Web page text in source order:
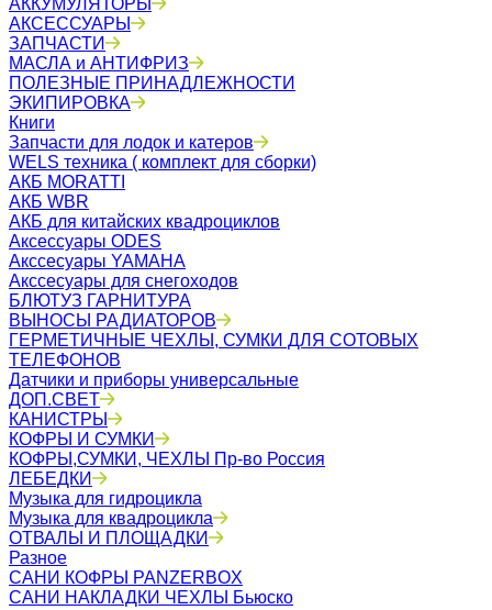
АККУМУЛЯТОРЫ
АКСЕССУАРЫ
ЗАПЧАСТИ
МАСЛА и АНТИФРИЗ
ПОЛЕЗНЫЕ ПРИНАДЛЕЖНОСТИ
ЭКИПИРОВКА
Книги
Запчасти для лодок и катеров
WELS техника ( комплект для сборки)
АКБ MORATTI
АКБ WBR
АКБ для китайских квадроциклов
Аксессуары ODES
Акссесуары YAMAHA
Акссесуары для снегоходов
БЛЮТУЗ ГАРНИТУРА
ВЫНОСЫ РАДИАТОРОВ
ГЕРМЕТИЧНЫЕ ЧЕХЛЫ, СУМКИ ДЛЯ СОТОВЫХ
ТЕЛЕФОНОВ
Датчики и приборы универсальные
ДОП.СВЕТ
КАНИСТРЫ
КОФРЫ И СУМКИ
КОФРЫ,СУМКИ, ЧЕХЛЫ Пр-во Россия
ЛЕБЕДКИ
Музыка для гидроцикла
Музыка для квадроцикла
ОТВАЛЫ И ПЛОЩАДКИ
Разное
САНИ КОФРЫ PANZERBOX
САНИ НАКЛАДКИ ЧЕХЛЫ Бьюско